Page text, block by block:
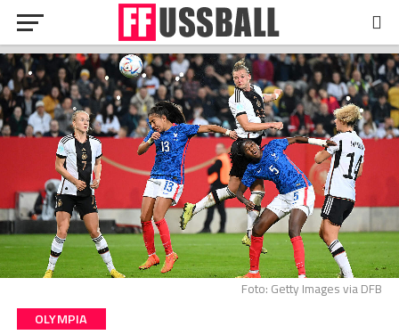
Foto: Getty Images via DFB
OLYMPIA